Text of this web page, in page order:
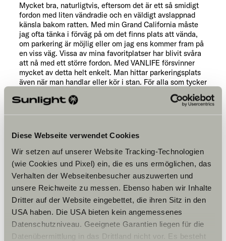
Diese Webseite verwendet Cookies
Wir setzen auf unserer Website Tracking-Technologien
(wie Cookies und Pixel) ein, die es uns ermöglichen, das
Verhalten der Webseitenbesucher auszuwerten und
unsere Reichweite zu messen. Ebenso haben wir Inhalte
Dritter auf der Website eingebettet, die ihren Sitz in den
USA haben. Die USA bieten kein angemessenes
Datenschutzniveau. Geeignete Garantien liegen für die
Datenübermittlung in das Drittland nicht vor. Es besteht
Mycket bra, naturligtvis, eftersom det är ett så smidigt
fordon med liten vändradie och en väldigt avslappnad
känsla bakom ratten. Med min Grand California måste
jag ofta tänka i förväg på om det finns plats att vända,
om parkering är möjlig eller om jag ens kommer fram på
en viss väg. Vissa av mina favoritplatser har blivit svåra
att nå med ett större fordon. Med VANLIFE försvinner
mycket av detta helt enkelt. Man hittar parkeringsplats
även när man handlar eller kör i stan. För alla som tycker
att större fordon är lite svåra att manövrera är det här
konceptet verkligen idealiskt.
Vissa av mina
favoritplatser har blivit
svåra att nå med ett
större fordon. Med
VANLIFE försvinner
mycket av detta helt
enkelt.